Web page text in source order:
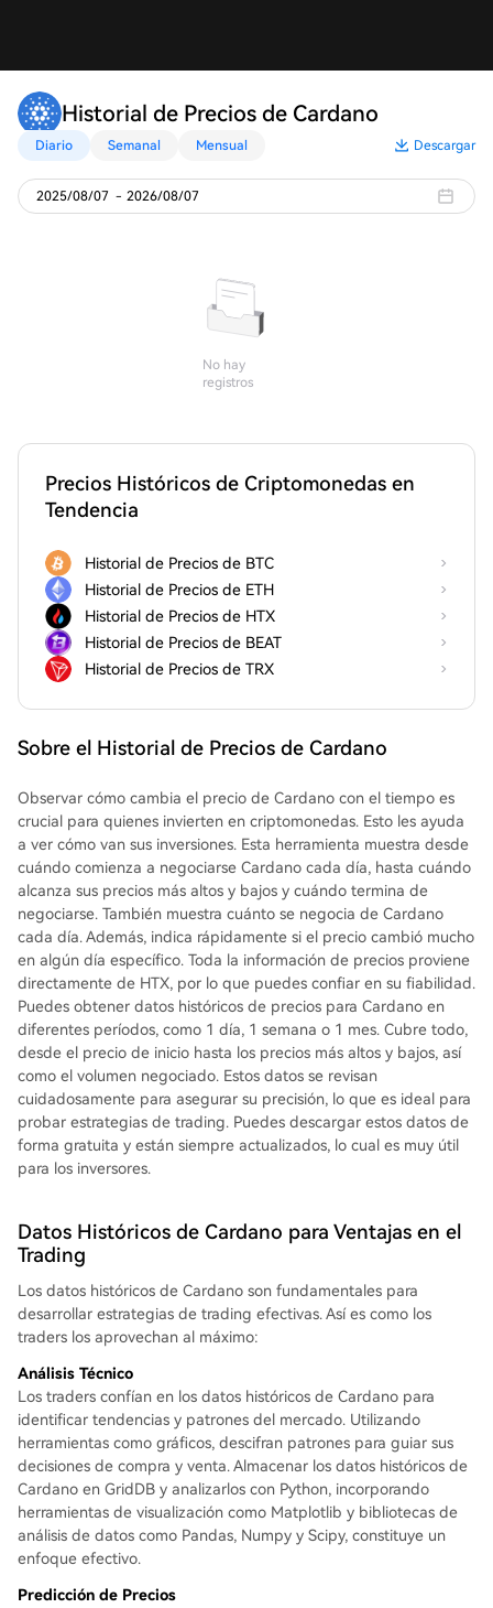
Historial de Precios de Cardano
Diario Semanal Mensual Descargar
2025/08/07 - 2026/08/07
No hay
registros
Precios Históricos de Criptomonedas en
Tendencia
Historial de Precios de BTC
Historial de Precios de ETH
Historial de Precios de HTX
Historial de Precios de BEAT
Historial de Precios de TRX
Sobre el Historial de Precios de Cardano
Observar cómo cambia el precio de Cardano con el tiempo es
crucial para quienes invierten en criptomonedas. Esto les ayuda
a ver cómo van sus inversiones. Esta herramienta muestra desde
cuándo comienza a negociarse Cardano cada día, hasta cuándo
alcanza sus precios más altos y bajos y cuándo termina de
negociarse. También muestra cuánto se negocia de Cardano
cada día. Además, indica rápidamente si el precio cambió mucho
en algún día específico. Toda la información de precios proviene
directamente de HTX, por lo que puedes confiar en su fiabilidad.
Puedes obtener datos históricos de precios para Cardano en
diferentes períodos, como 1 día, 1 semana o 1 mes. Cubre todo,
desde el precio de inicio hasta los precios más altos y bajos, así
como el volumen negociado. Estos datos se revisan
cuidadosamente para asegurar su precisión, lo que es ideal para
probar estrategias de trading. Puedes descargar estos datos de
forma gratuita y están siempre actualizados, lo cual es muy útil
para los inversores.
Datos Históricos de Cardano para Ventajas en el
Trading
Los datos históricos de Cardano son fundamentales para
desarrollar estrategias de trading efectivas. Así es como los
traders los aprovechan al máximo:
Análisis Técnico
Los traders confían en los datos históricos de Cardano para
identificar tendencias y patrones del mercado. Utilizando
herramientas como gráficos, descifran patrones para guiar sus
decisiones de compra y venta. Almacenar los datos históricos de
Cardano en GridDB y analizarlos con Python, incorporando
herramientas de visualización como Matplotlib y bibliotecas de
análisis de datos como Pandas, Numpy y Scipy, constituye un
enfoque efectivo.
Predicción de Precios